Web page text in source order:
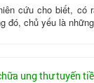
cứu cho biết, có
đó, chủ yếu là
ung thư tuyến